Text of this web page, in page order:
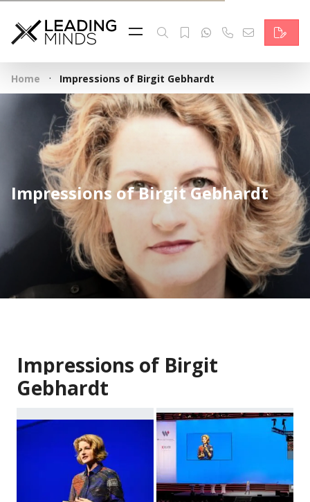
Feed
Reading Minds
Topics
Services
Contact
Deutsch
Home · Impressions of Birgit Gebhardt
Impressions of Birgit Gebhardt
Impressions of Birgit
Gebhardt